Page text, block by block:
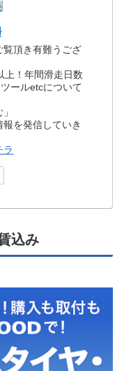
覧頂き有難うござ
上！年間滑走日数
ールetcについて
を発信していき
ラ
込み